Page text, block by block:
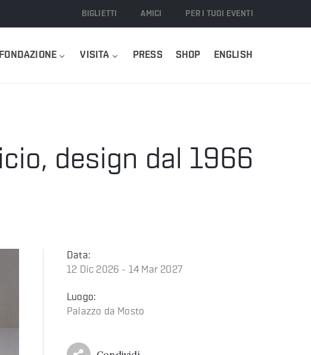
BIGLIETTI AMICI PER I TUOI EVENTI
VISITA PRESS SHOP ENGLISH
design dal 1966
Data:
12 Dic 2026 - 14 Mar 2027
Luogo:
Palazzo da Mosto